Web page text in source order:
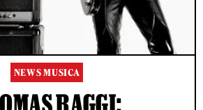
NEWS MUSICA
RAGGI: